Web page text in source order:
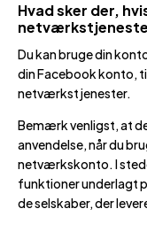
Hvad sker der,
Du kan bruge din
din Facebook konto,
netværkstjenester.
Bemærk venligst, at
anvendelse, når du
netværkskonto. I
funktioner underlagt
de selskaber, der